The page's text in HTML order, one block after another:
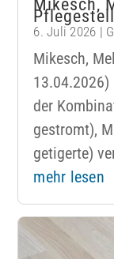
Mikesch,
6. Juli 2026 |
Mikesch,
13.04.2026)
der
gestromt),
getigerte)
mehr lesen